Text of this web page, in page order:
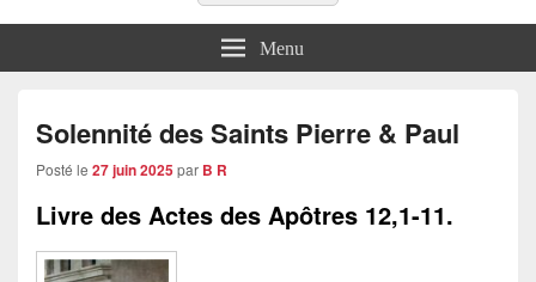
Menu
Solennité des Saints Pierre & Paul
Posté le 27 juin 2025par B R
Livre des Actes des Apôtres 12,1-11.